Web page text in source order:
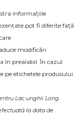
informațiile
pot fi diferite față
modificări
în prealabil. În cazul
pe etichetele produsului
Lac unghii Long
la data de